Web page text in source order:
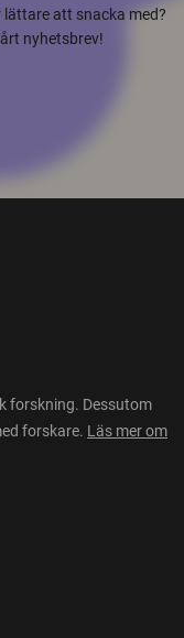
att snacka med?
nyhetsbrev!
forskning. Dessutom
forskare. Läs mer om